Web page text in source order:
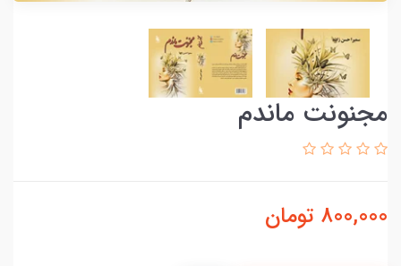
مجنونت ماندم
800,000 تومان